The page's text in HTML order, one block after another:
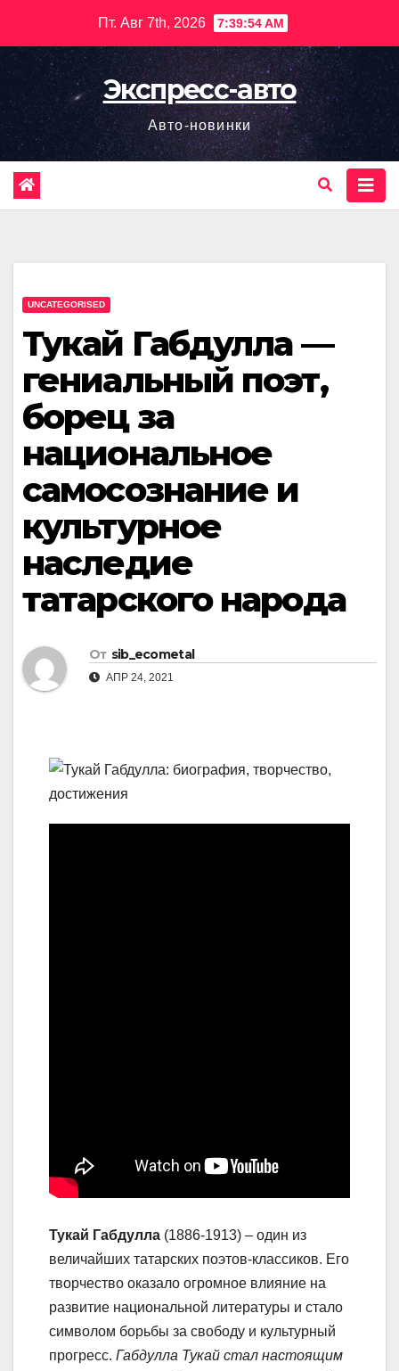
содержимому
Пт. Авг 7th, 2026 7:39:54 AM
Экспресс-авто
Авто-новинки
UNCATEGORISED
Тукай Габдулла —
гениальный поэт,
борец за
национальное
самосознание и
культурное
наследие
татарского народа
От sib_ecometal
АПР 24, 2021
Тукай Габдулла (1886-1913) – один из
величайших татарских поэтов-классиков. Его
творчество оказало огромное влияние на
развитие национальной литературы и стало
символом борьбы за свободу и культурный
прогресс. Габдулла Тукай стал настоящим